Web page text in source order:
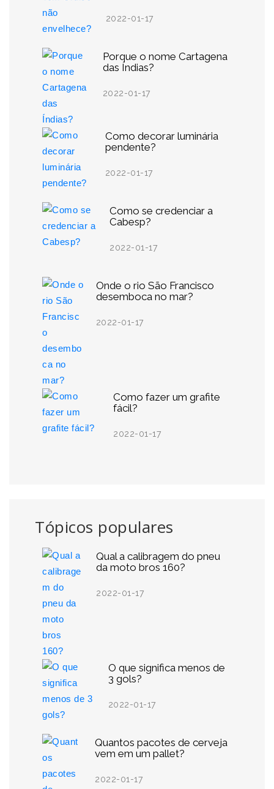
2022-01-17
Porque o nome Cartagena
das Índias?
2022-01-17
Como decorar luminária
pendente?
2022-01-17
Como se credenciar a
Cabesp?
2022-01-17
Onde o rio São Francisco
desemboca no mar?
2022-01-17
Como fazer um grafite
fácil?
2022-01-17
Tópicos populares
Qual a calibragem do pneu
da moto bros 160?
2022-01-17
O que significa menos de
3 gols?
2022-01-17
Quantos pacotes de cerveja
vem em um pallet?
2022-01-17